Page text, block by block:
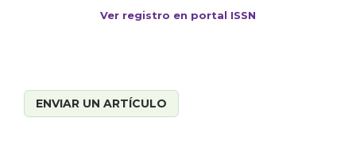
Ver registro en portal ISSN
ENVIAR UN ARTÍCULO